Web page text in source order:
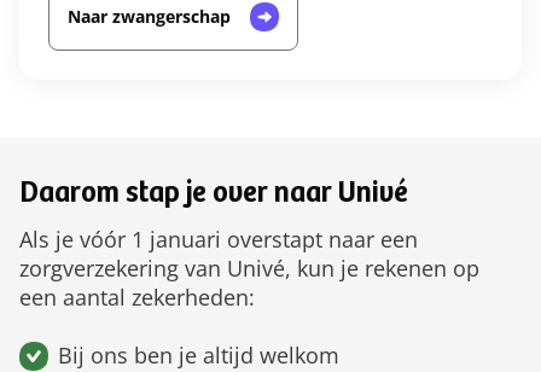
Naar zwangerschap
Daarom stap je over naar Univé
Als je vóór 1 januari overstapt naar een
zorgverzekering van Univé, kun je rekenen op
een aantal zekerheden:
Bij ons ben je altijd welkom